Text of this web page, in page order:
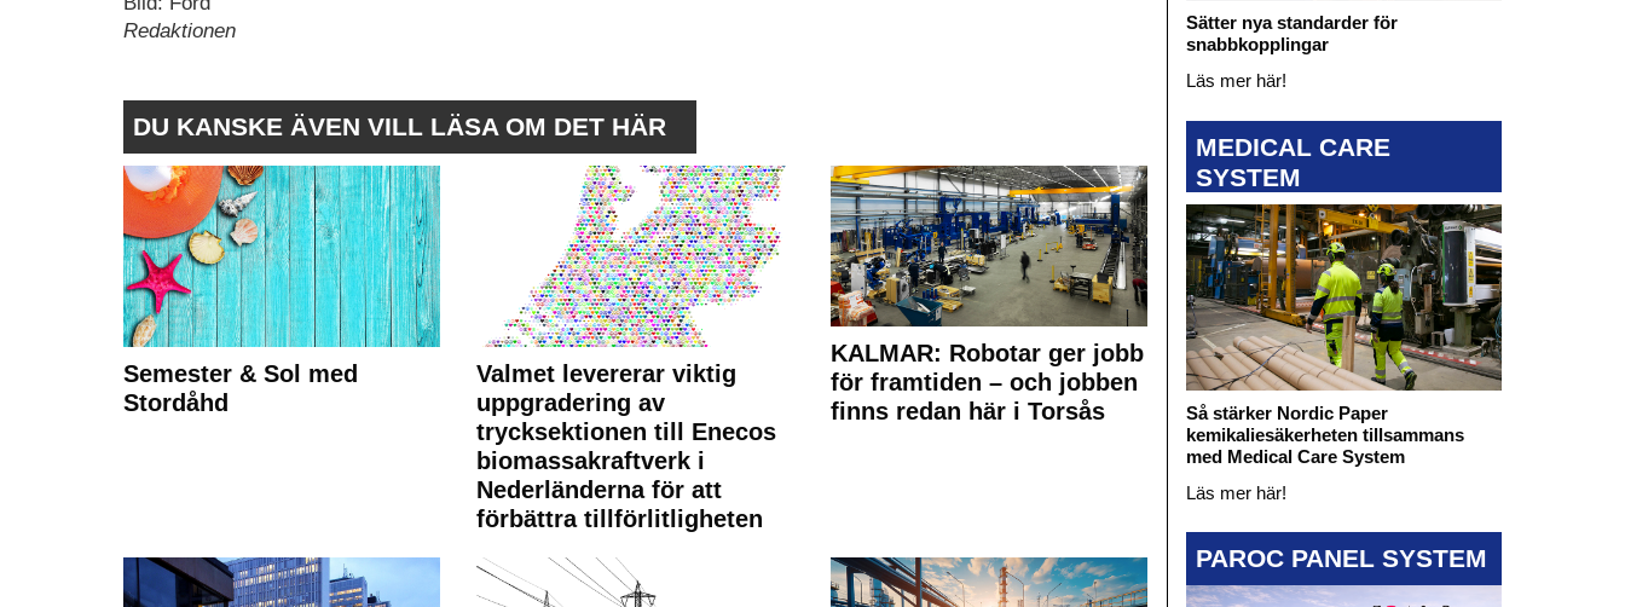
Redaktionen
DU KANSKE ÄVEN VILL LÄSA OM DET HÄR
Semester & Sol med
Stordåhd
Valmet levererar viktig
uppgradering av
trycksektionen till Enecos
biomassakraftverk i
Nederländerna för att
förbättra tillförlitligheten
KALMAR: Robotar ger jobb
för framtiden – och jobben
finns redan här i Torsås
Sätter nya standarder för
snabbkopplingar
Läs mer här!
MEDICAL CARE
SYSTEM
Så stärker Nordic Paper
kemikaliesäkerheten tillsammans
med Medical Care System
Läs mer här!
PAROC PANEL SYSTEM